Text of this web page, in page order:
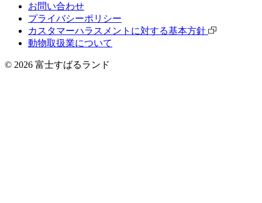
お問い合わせ
プライバシーポリシー
カスタマーハラスメントに対する基本方針
動物取扱業について
© 2026 富士すばるランド